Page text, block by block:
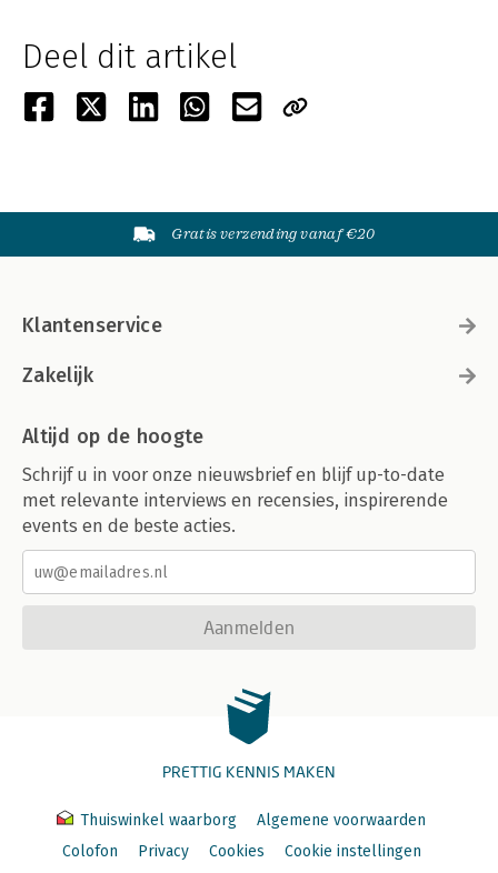
Deel dit artikel
Gratis verzending vanaf €20
Klantenservice
Zakelijk
Altijd op de hoogte
Schrijf u in voor onze nieuwsbrief en blijf up-to-date
met relevante interviews en recensies, inspirerende
events en de beste acties.
Aanmelden
PRETTIG KENNIS MAKEN
Thuiswinkel waarborg
Algemene voorwaarden
Colofon
Privacy Cookies Cookie instellingen